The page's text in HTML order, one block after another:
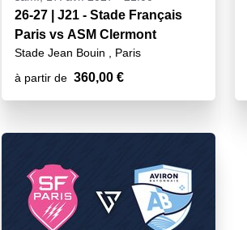
26-27 | J21 - Stade Français
Paris vs ASM Clermont
Stade Jean Bouin , Paris
à partir de 360,00 €